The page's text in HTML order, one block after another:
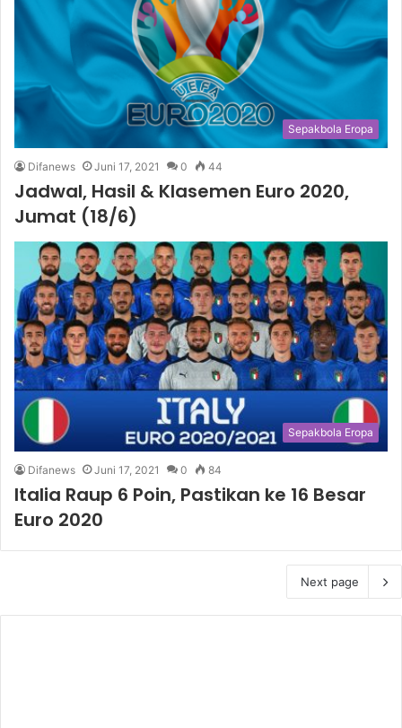
Sepakbola Eropa
Difanews Juni 17, 2021 0 44
Jadwal, Hasil & Klasemen Euro 2020,
Jumat (18/6)
Sepakbola Eropa
Difanews Juni 17, 2021 0 84
Italia Raup 6 Poin, Pastikan ke 16 Besar
Euro 2020
Next page